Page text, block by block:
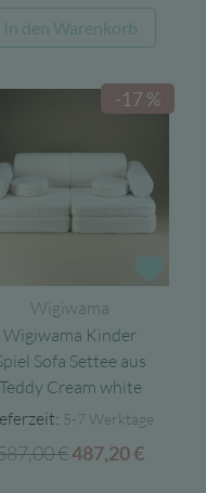
Preis
war:
Preis
ist:
In den Warenkorb
-17 %
Wigiwama
Wigiwama Kinder
Sofa Settee aus
Teddy Cream white
5-7 Werktage
€Ursprünglicher
487,20€